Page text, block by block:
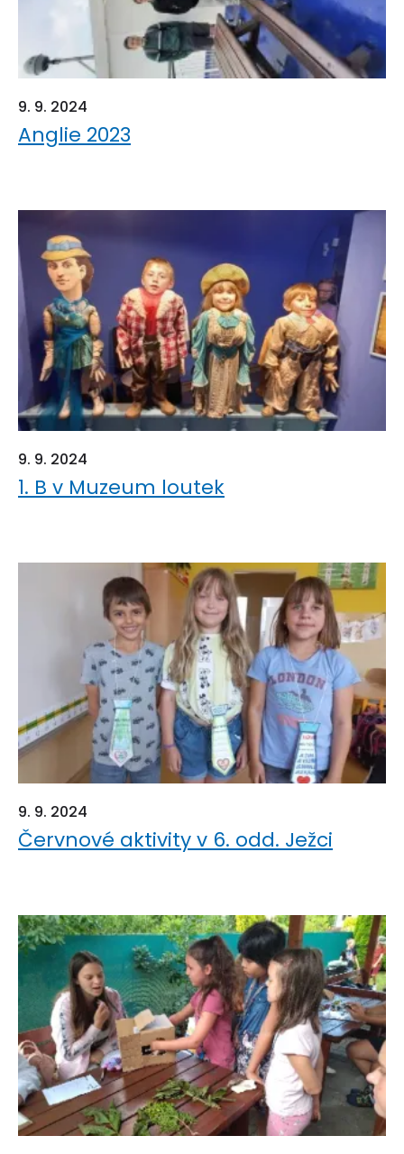
9. 9. 2024
Anglie 2023
9. 9. 2024
1. B v Muzeum loutek
9. 9. 2024
Červnové aktivity v 6. odd. Ježci